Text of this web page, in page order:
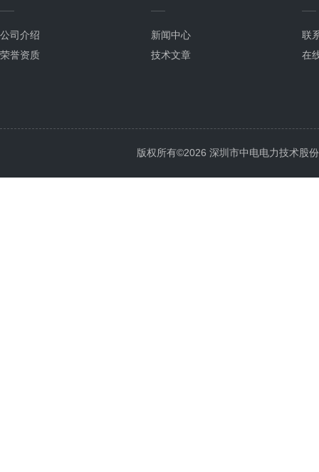
公司介绍
荣誉资质
新闻中心
技术文章
联
在
版权所有©2026 深圳市中电电力技术股